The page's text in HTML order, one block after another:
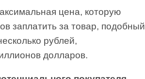
цена, которую
заплатить за товар, подобный
рублей,
долларов.